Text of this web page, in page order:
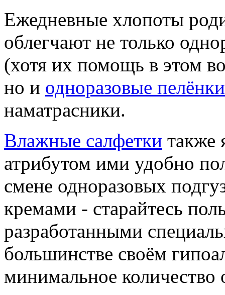
Ежедневные хлопоты
облегчают не только
(хотя их помощь в этом
но и одноразовые
наматрасники.
Влажные салфетки также
атрибутом ими удобно
смене одноразовых
кремами - старайтесь
разработанными
большинстве своём
минимальное количество